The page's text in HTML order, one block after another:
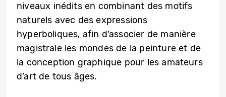
niveaux inédits en combinant des motifs
naturels avec des expressions
hyperboliques, afin d’associer de manière
magistrale les mondes de la peinture et de
la conception graphique pour les amateurs
d’art de tous âges.